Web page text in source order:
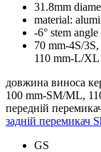
31.8mm
material:
-6° stem angle
70 mm-4S/
110 mm-L/XL
довжина виноса
100 mm-SM/ML,
передній
задній перемикач
GS